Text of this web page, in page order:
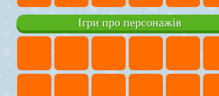
Ігри про персонажів